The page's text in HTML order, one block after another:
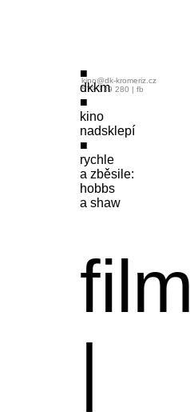
dkkm
kino
nadsklepí
rychle
a zběsile:
hobbs
a shaw
film
|
kino@dk-kromeriz.cz
573 339 280 | fb